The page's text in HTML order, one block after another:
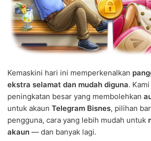
Kemaskini hari ini memperkenalkan
ekstra selamat dan mudah diguna.
peningkatan besar yang membolehkan
untuk akaun Telegram Bisnes, pilihan
pengguna, cara yang lebih mudah untuk
akaun — dan banyak lagi.